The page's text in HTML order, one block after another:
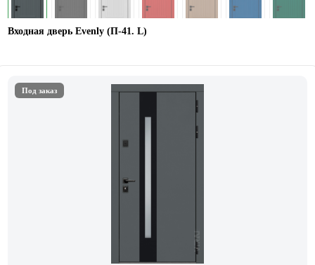
Входная дверь Evenly (П-41. L)
Под заказ